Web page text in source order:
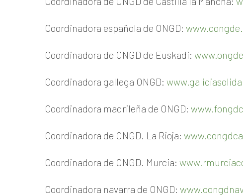
Coordinadora española de ONGD:
Coordinadora de ONGD de Euskadi:
Coordinadora gallega ONGD:
Coordinadora madrileña de ONGD:
Coordinadora de ONGD. La Rioja:
Coordinadora de ONGD. Murcia:
Coordinadora navarra de ONGD: